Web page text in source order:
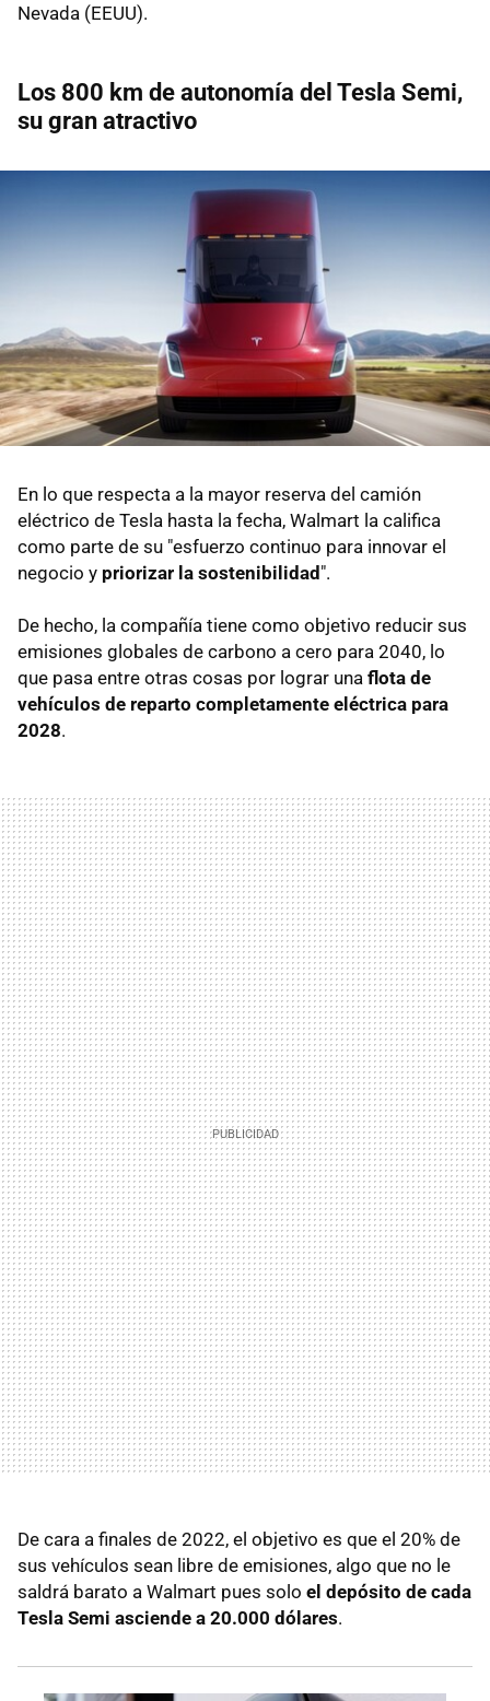
Nevada (EEUU).
Los 800 km de autonomía del Tesla Semi,
su gran atractivo
En lo que respecta a la mayor reserva del camión
eléctrico de Tesla hasta la fecha, Walmart la califica
como parte de su "esfuerzo continuo para innovar el
negocio y priorizar la sostenibilidad ".
De hecho, la compañía tiene como objetivo reducir sus
emisiones globales de carbono a cero para 2040, lo
que pasa entre otras cosas por lograr una flota de
vehículos de reparto completamente eléctrica para
2028.
De cara a finales de 2022, el objetivo es que el 20% de
sus vehículos sean libre de emisiones, algo que no le
saldrá barato a Walmart pues solo el depósito de cada
Tesla Semi asciende a 20.000 dólares.